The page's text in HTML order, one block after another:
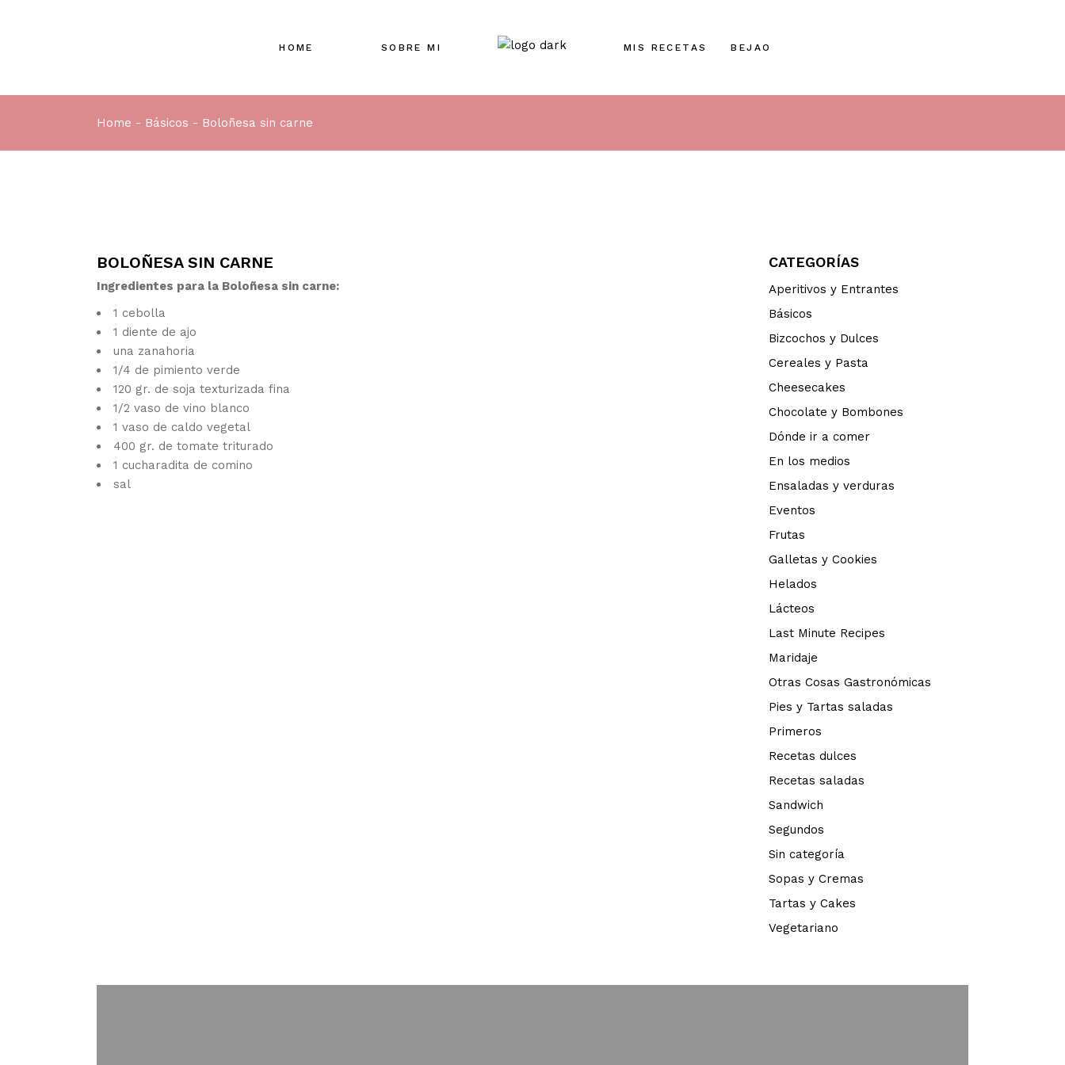
HOME SOBRE MI MIS RECETAS BEJAO
Home Básicos Boloñesa sin carne
BOLOÑESA SIN CARNE
Ingredientes para la Boloñesa sin carne:
1 cebolla
1 diente de ajo
una zanahoria
1/4 de pimiento verde
120 gr. de soja texturizada fina
1/2 vaso de vino blanco
1 vaso de caldo vegetal
400 gr. de tomate triturado
1 cucharadita de comino
sal
CATEGORÍAS
Aperitivos y Entrantes
Básicos
Bizcochos y Dulces
Cereales y Pasta
Cheesecakes
Chocolate y Bombones
Dónde ir a comer
En los medios
Ensaladas y verduras
Eventos
Frutas
Galletas y Cookies
Helados
Lácteos
Last Minute Recipes
Maridaje
Otras Cosas Gastronómicas
Pies y Tartas saladas
Primeros
Recetas dulces
Recetas saladas
Sandwich
Segundos
Sin categoría
Sopas y Cremas
Tartas y Cakes
Vegetariano